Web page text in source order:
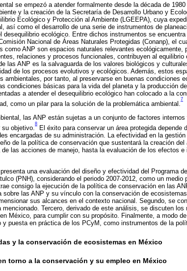
se empezó a atender formalmente desde la década de
y la creación de la Secretaría de Desarrollo Urbano y
Ecológico y Protección al Ambiente (LGEEPA), cuya
así como el desarrollo de una serie de instrumentos de
desequilibrio ecológico. Entre dichos instrumentos se
Nacional de Áreas Naturales Protegidas (Conanp), el
como ANP son espacios naturales relevantes
relaciones y procesos funcionales, contribuyen al equilibrio
las ANP es la salvaguarda de los valores biológicos y
de los procesos evolutivos y ecológicos. Además, estos
ambientales, por tanto, al preservarse en buenas condiciones
condiciones básicas para la vida del planeta y la producción
a atender el desequilibrio ecológico han colocado a la
como un pilar para la solución de la problemática ambiental.
7
las ANP están sujetas a un conjunto de factores
su objetivo.
8
El éxito para conservar un área protegida depende
encargadas de su administración. La efectividad en la
de la política de conservación que sustentará la creación del
las acciones de manejo, hasta la evaluación de los efectos
una evaluación del diseño y efectividad del Programa
(PNH), considerando el periodo 2007-2012, como un medio
consigo la ejecución de la política de conservación en las
sobre las ANP y su vínculo con la conservación de
sus alcances en el contexto nacional. Segundo, se
Tercero, derivado de este análisis, se discuten
México, para cumplir con su propósito. Finalmente, a modo
puesta en práctica de los PCyM, como instrumentos de la
y la conservación de ecosistemas en México
torno a la conservación y su empleo en México